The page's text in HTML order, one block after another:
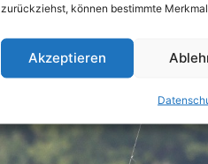
zurückziehst, können bestimmte
Akzeptieren